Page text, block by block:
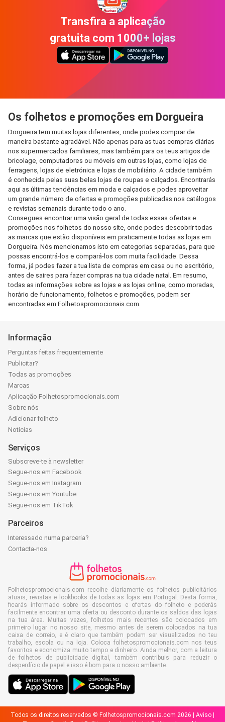
Transfira a aplicação
gratuita com 1000+ lojas
Os folhetos e promoções em Dorgueira
Dorgueira tem muitas lojas diferentes, onde podes comprar de
maneira bastante agradável. Não apenas para as tuas compras diárias
nos supermercados familiares, mas também para os teus artigos de
bricolage, computadores ou móveis em outras lojas, como lojas de
ferragens, lojas de eletrónica e lojas de mobiliário. A cidade também
é conhecida pelas suas belas lojas de roupas e calçados. Encontrarás
aqui as últimas tendências em moda e calçados e podes aproveitar
um grande número de ofertas e promoções publicadas nos catálogos
e revistas semanais durante todo o ano.
Consegues encontrar uma visão geral de todas essas ofertas e
promoções nos folhetos do nosso site, onde podes descobrir todas
as marcas que estão disponíveis em praticamente todas as lojas em
Dorgueira. Nós mencionamos isto em categorias separadas, para que
possas encontrá-los e compará-los com muita facilidade. Dessa
forma, já podes fazer a tua lista de compras em casa ou no escritório,
antes de saires para fazer compras na tua cidade natal. Em resumo,
todas as informações sobre as lojas e as lojas online, como moradas,
horário de funcionamento, folhetos e promoções, podem ser
encontradas em Folhetospromocionais.com.
Informação
Perguntas feitas frequentemente
Publicitar?
Todas as promoções
Marcas
Aplicação Folhetospromocionais.com
Sobre nós
Adicionar folheto
Notícias
Serviços
Subscreve-te à newsletter
Segue-nos em Facebook
Segue-nos em Instagram
Segue-nos em Youtube
Segue-nos em TikTok
Parceiros
Interessado numa parceria?
Contacta-nos
Folhetospromocionais.com recolhe diariamente os folhetos publicitários
atuais, revistas e lookbooks de todas as lojas em Portugal. Desta forma,
ficarás informado sobre os descontos e ofertas do folheto e poderás
facilmente encontrar uma oferta ou desconto durante os saldos das lojas
na tua área. Muitas vezes, folhetos mais recentes são colocados em
primeiro lugar no nosso site, mesmo antes de serem colocados na tua
caixa de correio, e é claro que também podem ser visualizados no teu
trabalho, escola ou na loja. Coloca folhetospromocionais.com nos teus
favoritos e economiza muito tempo e dinheiro. Ainda melhor, com a leitura
de folhetos de publicidade digital, também contribuis para reduzir o
desperdício de papel e isso é bom para o nosso ambiente.
Todos os direitos reservados © Folhetospromocionais.com 2026 | Aviso